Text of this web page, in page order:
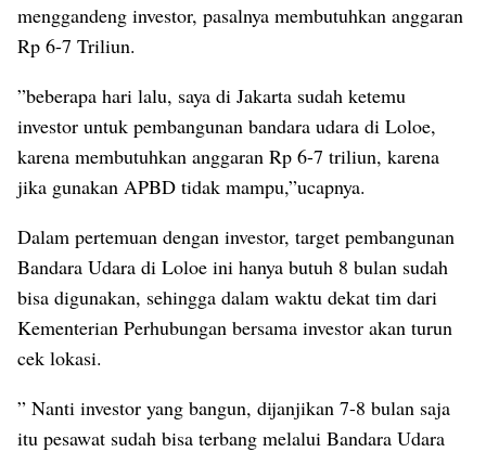
menggandeng investor, pasalnya membutuhkan anggaran
Rp 6-7 Triliun.
”beberapa hari lalu, saya di Jakarta sudah ketemu
investor untuk pembangunan bandara udara di Loloe,
karena membutuhkan anggaran Rp 6-7 triliun, karena
jika gunakan APBD tidak mampu,”ucapnya.
Dalam pertemuan dengan investor, target pembangunan
Bandara Udara di Loloe ini hanya butuh 8 bulan sudah
bisa digunakan, sehingga dalam waktu dekat tim dari
Kementerian Perhubungan bersama investor akan turun
cek lokasi.
” Nanti investor yang bangun, dijanjikan 7-8 bulan saja
itu pesawat sudah bisa terbang melalui Bandara Udara